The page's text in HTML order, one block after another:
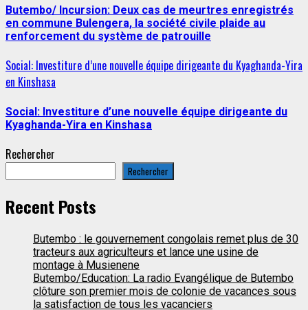
Butembo/ Incursion: Deux cas de meurtres enregistrés
en commune Bulengera, la société civile plaide au
renforcement du système de patrouille
Social: Investiture d’une nouvelle équipe dirigeante du Kyaghanda-Yira
en Kinshasa
Social: Investiture d’une nouvelle équipe dirigeante du
Kyaghanda-Yira en Kinshasa
Rechercher
Rechercher
Recent Posts
Butembo : le gouvernement congolais remet plus de 30
tracteurs aux agriculteurs et lance une usine de
montage à Musienene
Butembo/Education: La radio Evangélique de Butembo
clôture son premier mois de colonie de vacances sous
la satisfaction de tous les vacanciers